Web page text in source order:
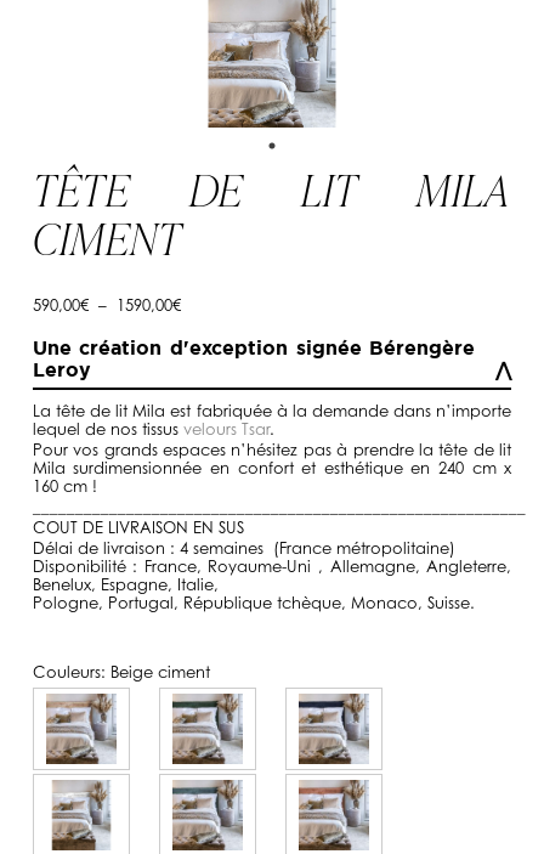
TÊTE DE LIT MILA
CIMENT
590,00€ – 1590,00€Plage
590,00€
Une création d'exception signée Bérengère
Leroy
La tête de lit Mila est fabriquée à la demande dans n’importe
lequel de nos tissus velours Tsar.
Pour vos grands espaces n’hésitez pas à prendre la tête de lit
Mila surdimensionnée en confort et esthétique en 240 cm x
160 cm !
COUT DE LIVRAISON EN SUS
Délai de livraison : 4 semaines (France métropolitaine)
Disponibilité : France, Royaume-Uni , Allemagne, Angleterre,
Benelux, Espagne, Italie,
Pologne, Portugal, République tchèque, Monaco, Suisse.
Couleurs: Beige ciment